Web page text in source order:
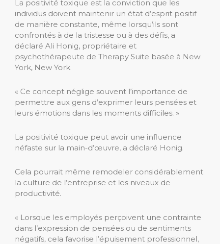
La positivité toxique est la conviction que les
individus doivent maintenir un état d’esprit positif
de manière constante, même lorsqu’ils sont
confrontés à de la tristesse ou à des défis, a
déclaré Ali Honig, propriétaire et
psychothérapeute de Therapy Suite basée à New
York, New York.
« Ce concept néglige souvent l’importance de
permettre aux gens d’exprimer leurs pensées et
leurs émotions dans les moments difficiles. »
La positivité toxique peut avoir une influence
néfaste sur la main-d’œuvre, a déclaré Honig.
Cela pourrait même remodeler considérablement
la culture de l’entreprise et les niveaux de
productivité.
« Lorsque les employés perçoivent une contrainte
dans l’expression de pensées ou de sentiments
négatifs, cela favorise l’épuisement professionnel,